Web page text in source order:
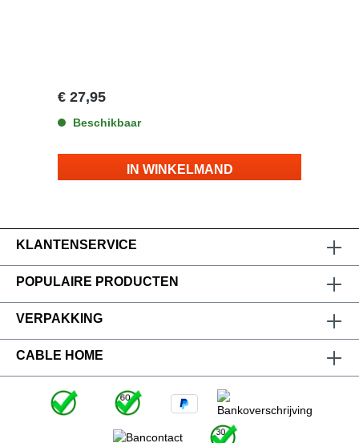
veermechanisme inclusief het FS-1080RB
snijmesje Gewicht slechts 36 gram Geschikt
€ 27,95
Beschikbaar
IN WINKELMAND
KLANTENSERVICE
POPULAIRE PRODUCTEN
VERPAKKING
CABLE HOME